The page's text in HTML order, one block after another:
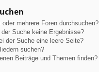
mehrere Foren durchsuchen?
Suche keine Ergebnisse?
der Suche eine leere Seite?
suchen?
Beiträge und Themen finden?